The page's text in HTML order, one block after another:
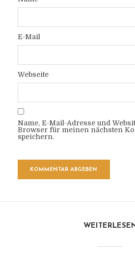
E-Mail
Webseite
Name, E-Mail-Adresse und
Browser für meinen nächsten
speichern.